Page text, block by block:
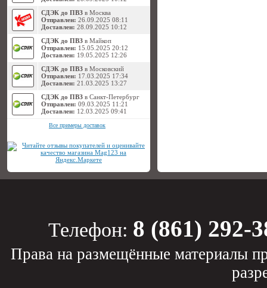
СДЭК до ПВЗ в Москва
Отправлен: 26.09.2025 08:11
Доставлен: 28.09.2025 10:12
СДЭК до ПВЗ в Майкоп
Отправлен: 15.05.2025 20:12
Доставлен: 19.05.2025 12:26
СДЭК до ПВЗ в Московский
Отправлен: 17.03.2025 17:34
Доставлен: 21.03.2025 13:27
СДЭК до ПВЗ в Санкт-Петербург
Отправлен: 09.03.2025 11:21
Доставлен: 12.03.2025 09:41
Все примеры доставок
Телефон: 8 (861) 292-
Права на размещённые материалы